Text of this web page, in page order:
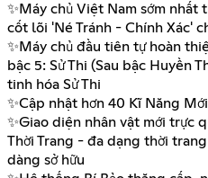
✨Máy chủ Việt Nam sớm nhất
cốt lõi 'Né Tránh - Chính Xác'
✨Máy chủ đầu tiên tự hoàn
bậc 5: Sử Thi (Sau bậc Huyền
tinh hóa Sử Thi
✨Cập nhật hơn 40 Kĩ Năng
✨Giao diện nhân vật mới trực
Thời Trang - đa dạng thời
dàng sở hữu